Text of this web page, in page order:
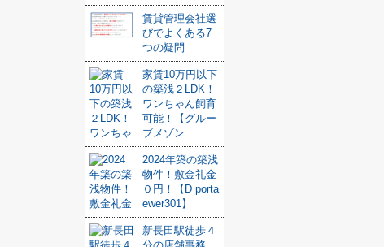
賃貸管理会社選
びでよくある7
つの疑問
家賃10万円以下
の築浅２LDK！
ワンちゃん飼育
可能！【グルー
ブメゾン...
2024年築の築浅
物件！敷金礼金
０円！【D porta
ewer301】
新長田駅徒歩４